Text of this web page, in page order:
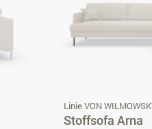
Linie VON
Stoffsofa Arna